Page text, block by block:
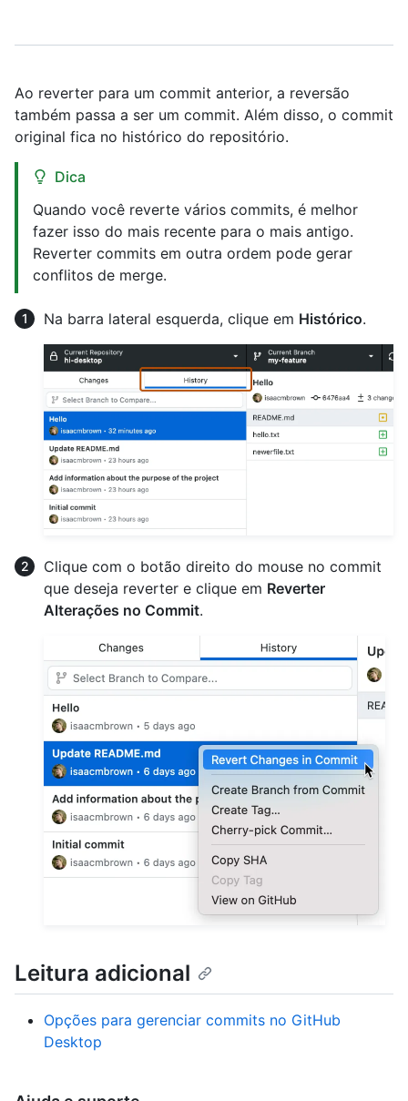
Ao reverter para um commit anterior, a reversão
também passa a ser um commit. Além disso, o commit
original fica no histórico do repositório.
Dica
Quando você reverte vários commits, é melhor
fazer isso do mais recente para o mais antigo.
Reverter commits em outra ordem pode gerar
conflitos de merge.
Na barra lateral esquerda, clique em Histórico.
Clique com o botão direito do mouse no commit
que deseja reverter e clique em Reverter
Alterações no Commit.
Leitura adicional
Opções para gerenciar commits no GitHub
Desktop